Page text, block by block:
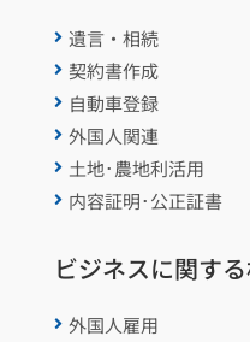
 遺言・相続
 契約書作成
 自動車登録
 外国人関連
 土地･農地利活用
 内容証明･公正証書
ビジネスに関す
 外国人雇用